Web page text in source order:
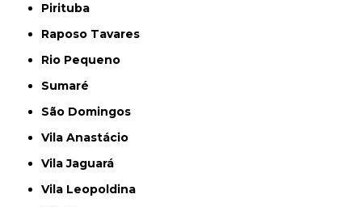
Pirituba
Raposo Tavares
Rio Pequeno
Sumaré
São Domingos
Vila Anastácio
Vila Jaguará
Vila Leopoldina